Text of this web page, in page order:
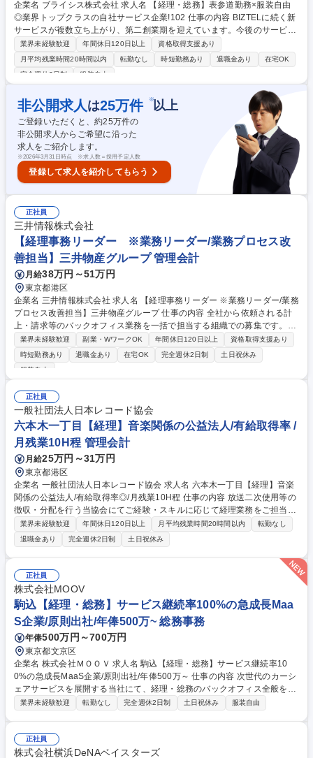
企業名 ブライシス株式会社 求人名 【経理・総務】表参道勤務×服装自由
◎業界トップクラスの自社サービス企業!102 仕事の内容 BIZTELに続く新
サービスが複数立ち上がり、第二創業期を迎えています。今後のサービス
拡大に向け、会社基盤を支えるバックオフィス強化のため、経理・総務業
務全般を担っていただける方を募集します。 ＜経理＞■日次経理業務（仕
訳の入力、債権債務管理等） ■月次経理業務（経費計算、売掛・買掛金の
書発行、振込手続き等） ■年次決算対応■経理業務フローの整備 など ＜総
務＞■総務業務（来客・電話対応、備品管理、退職金事務等） 募集職種
【経理・総務】表参道勤務×服装自由◎業界トップクラスの自社サービス
企業!102
業界未経験歓迎 年間休日120日以上
資格取得支援あり
月平均残業時間20時間以内
転勤なし 時短勤務あり 退職金あり
在宅OK
完全週休2日制
服装自由
非公開求人 は25万件 ※以上
ご登録いただくと、約25万件の
非公開求人からご希望に沿った
求人をご紹介します。
※2026年3月31日時点 ※求人数＝採用予定人数
登録して求人を紹介してもらう
正社員
三井情報株式会社
【経理事務リーダー ※業務リーダー/業務プロセス改
善担当】三井物産グループ 管理会計
月給38万円～51万円
東京都港区
企業名 三井情報株式会社 求人名 【経理事務リーダー ※業務リーダー/業務
プロセス改善担当】三井物産グループ 仕事の内容 全社から依頼される計
上・請求等のバックオフィス業務を一括で担当する組織での募集です。経
理の定常事務業務をご担当いただきつつ、プロセス改善やシステム導入を
企画し、実現に向けて取り組んでいただきます。 以下業務の中から、ご経
験を踏まえて決定した業務を担当いただきます。 ■制度会計に基づく債権
不備がないか確認） ■輸出入代金決済等、外国為替関連事務 ■資金受払等
関連業務 ■モニタリング等プロセス管理を通じた内部統制対応 募集職種
【経理事務リーダー ※業務リーダー/業務プロセス改善担当】三井物産グ
ループ
業界未経験歓迎 副業・WワークOK 年間休日120日以上
資格取得支援あり
時短勤務あり
退職金あり 在宅OK 完全週休2日制
土日祝休み
服装自由
正社員
一般社団法人日本レコード協会
六本木一丁目【経理】音楽関係の公益法人/有給取得率 /
月残業10H程 管理会計
月給25万円～31万円
東京都港区
企業名 一般社団法人日本レコード協会 求人名 六本木一丁目【経理】音楽
関係の公益法人/有給取得率◎/月残業10H程 仕事の内容 放送二次使用等の
徴収・分配を行う当協会にてご経験・スキルに応じて経理業務をご担当い
たします。日次処理（伝票確認・処理）、月次処理（伝票入力、振替仕
訳、月次試算表の科目残高照合）、決算処理（残高確定、 決算整理の仕
訳、決算書作成）入社後は日次・月次業務をお任せしていく想定です。経
理業務に慣れていただきながら、将来的には決算業務 税務業務などもお任
せします。【ポジションの魅力】レコード業界全体を見渡すことができ、
業界の流れをいち早く察知しどのようなことを仕掛けてくかの予算立てま
で関われます。社団法人という公益の会計スキル全体を学ぶことができ、
また将来の管理職候補としての活躍にも期待します。 募集職種 六本木一
丁目【経理】音楽関係の公益法人/有給取得率◎/月残業10H程
業界未経験歓迎 年間休日120日以上 月平均残業時間20時間以内
転勤なし
退職金あり
完全週休2日制 土日祝休み
正社員
株式会社MOOV
駒込【経理・総務】サービス継続率100%の急成長Maa
S企業/原則出社/年俸500万~ 総務事務
年俸500万円～700万円
東京都文京区
企業名 株式会社ＭＯＯＶ 求人名 駒込【経理・総務】サービス継続率10
0%の急成長MaaS企業/原則出社/年俸500万～ 仕事の内容 次世代のカーシ
ェアサービスを展開する当社にて、経理・総務のバックオフィス全般をお
任せします。月次の請求書管理や支払い対応など経理事務を軸に、備品・
理：請求書・領収書の発行や受領、管理、支払い処理、入金確認、売買掛
管理、経費精算、月次収支集計、税理士連携 ■総務：備品・消耗品の在庫
業界未経験歓迎 転勤なし 完全週休2日制 土日祝休み 服装自由
正社員
株式会社横浜DeNAベイスターズ